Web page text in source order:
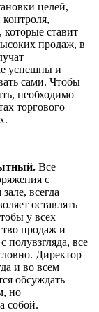
целей,
которые ставит
продаж, в
успешны и
сами. Чтобы
необходимо
торгового
Все
с
всегда
оставлять
у всех
продаж и
полувзгляда, все
Директор
и во всем
обсуждать
но
собой.